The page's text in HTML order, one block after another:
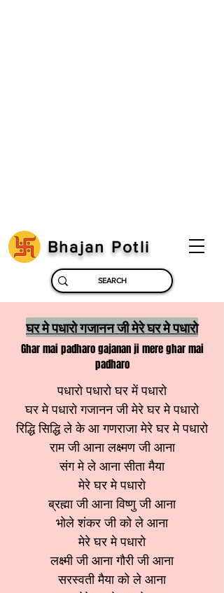
Bhajan Potli
घर मे पधारो गजानन जी मेरे घर मे पधारो
Ghar mai padharo gajanan ji mere ghar mai
padharo
पधारो पधारो घर में पधारो
घर मे पधारो गजानन जी मेरे घर मे पधारो
रिद्धि सिद्धि ले के आ गणराजा मेरे घर मे पधारो
राम जी आना लक्ष्मण जी आना
संग मे ले आना सीता मैया
मेरे घर मे पधारो
ब्रह्मा जी आना विष्णु जी आना
भोले शंकर जी को ले आना
मेरे घर मे पधारो
लक्ष्मी जी आना गौरी जी आना
सरस्वती मैया को ले आना